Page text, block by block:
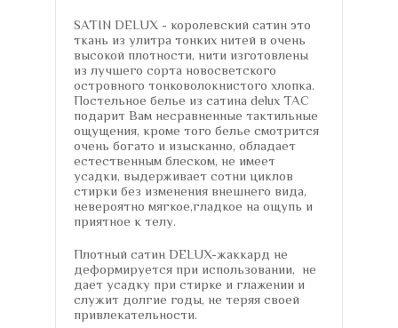
SATIN DELUX - королевский сатин это
ткань из улитра тонких нитей в очень
высокой плотности, нити изготовлены
из лучшего сорта новосветского
островного тонковолокнистого хлопка.
Постельное белье из сатина delux TAC
подарит Вам несравненные тактильные
ощущения, кроме того белье смотрится
очень богато и изысканно, обладает
естественным блеском, не имеет
усадки, выдерживает сотни циклов
стирки без изменения внешнего вида,
невероятно мягкое,гладкое на ощупь и
приятное к телу.
Плотный сатин DELUX-жаккард не
деформируется при использовании, не
дает усадку при стирке и глажении и
служит долгие годы, не теряя своей
привлекательности.